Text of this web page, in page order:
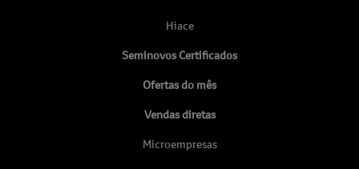
Hiace
Seminovos Certificados
Ofertas do mês
Vendas diretas
Microempresas